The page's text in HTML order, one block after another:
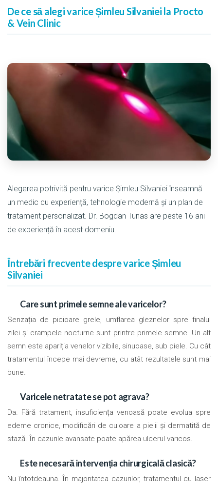
De ce să alegi varice Șimleu Silvaniei la Procto
& Vein Clinic
Alegerea potrivită pentru varice Șimleu Silvaniei înseamnă
un medic cu experiență, tehnologie modernă și un plan de
tratament personalizat. Dr. Bogdan Tunas are peste 16 ani
de experiență în acest domeniu.
Întrebări frecvente despre varice Șimleu
Silvaniei
Care sunt primele semne ale varicelor?
Senzația de picioare grele, umflarea gleznelor spre finalul
zilei și crampele nocturne sunt printre primele semne. Un alt
semn este apariția venelor vizibile, sinuoase, sub piele. Cu cât
tratamentul începe mai devreme, cu atât rezultatele sunt mai
bune.
Varicele netratate se pot agrava?
Da. Fără tratament, insuficiența venoasă poate evolua spre
edeme cronice, modificări de culoare a pielii și dermatită de
stază. În cazurile avansate poate apărea ulcerul varicos.
Este necesară intervenția chirurgicală clasică?
Nu întotdeauna. În majoritatea cazurilor, tratamentul cu laser